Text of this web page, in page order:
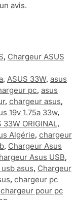
avis.
, Chargeur ASUS
, ASUS 33W, asus
pc, asus
, chargeur asus,
19v 1.75a 33w,
ORIGINAL,
Algérie, chargeur
, Chargeur Asus
Asus USB,
asus, Chargeur
, chargeur pc
chargeur pour pc